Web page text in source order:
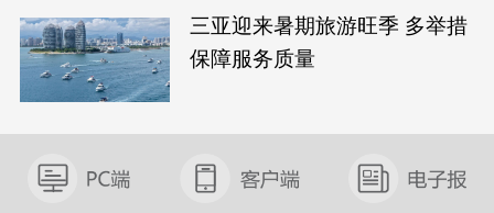
三亚迎来暑期旅游旺季 多举措
保障服务质量